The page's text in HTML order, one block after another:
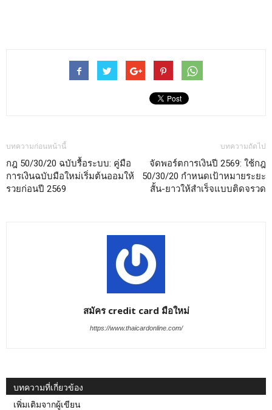
บทความก่อนหน้านี้
กฎ 50/30/20 ฉบับรื้อระบบ: คู่มือ
การเงินฉบับมือใหม่เริ่มต้นออมให้
รวยก่อนปี 2569
บทความถัดไป
จัดพอร์ตการเงินปี 2569: ใช้กฎ
50/30/20 กำหนดเป้าหมายระยะ
สั้น-ยาวให้สำเร็จแบบติดจรวด
สมัคร credit card มือใหม่
https://www.thaicardonline.com/
บทความที่เกี่ยวข้อง
เพิ่มเติมจากผู้เขียน